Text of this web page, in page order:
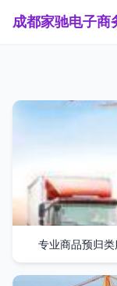
专业商品预归